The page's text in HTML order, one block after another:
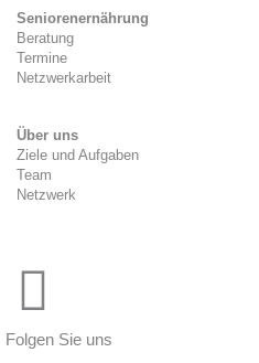
Seniorenernährung
Beratung
Termine
Netzwerkarbeit
Über uns
Ziele und Aufgaben
Team
Netzwerk
Folgen Sie uns